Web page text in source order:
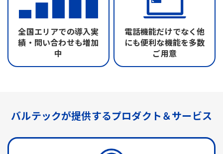
全国エリアでの導入実
績・問い合わせも増加
中
電話機能だけでなく他
にも便利な機能を多数
ご用意
バルテックが提供するプロダクト＆サービス